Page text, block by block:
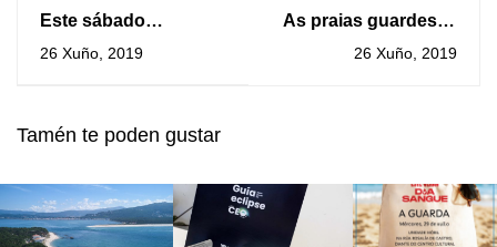
Este sábado
entregaranse os
26 Xuño, 2019
As praias guardesas
de “O Muíño” e “Area
26 Xuño, 2019
Tamén te poden gustar